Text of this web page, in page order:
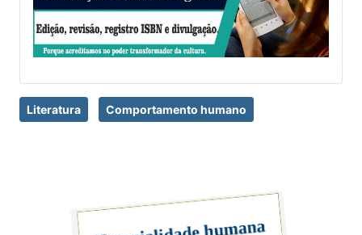
Literatura Comportamento humano